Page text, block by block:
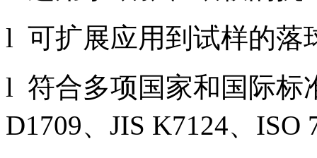
l 可扩展应用到试样的落
l 符合多项国家和国际标
D1709、JIS K7124、ISO